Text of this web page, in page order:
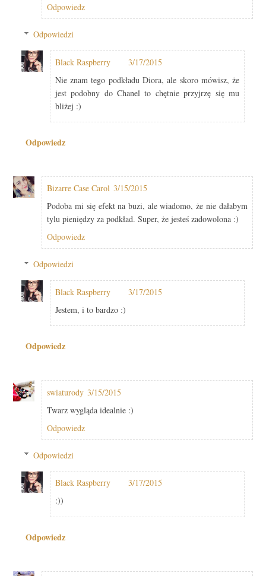
Odpowiedz
Odpowiedzi
Black Raspberry
3/17/2015
Nie znam tego podkładu Diora, ale skoro mówisz, że
jest podobny do Chanel to chętnie przyjrzę się mu
bliżej :)
Odpowiedz
Bizarre Case Carol 3/15/2015
Podoba mi się efekt na buzi, ale wiadomo, że nie dałabym
tylu pieniędzy za podkład. Super, że jesteś zadowolona :)
Odpowiedz
Odpowiedzi
Black Raspberry
3/17/2015
Jestem, i to bardzo :)
Odpowiedz
swiaturody 3/15/2015
Twarz wygląda idealnie :)
Odpowiedz
Odpowiedzi
Black Raspberry
3/17/2015
:))
Odpowiedz